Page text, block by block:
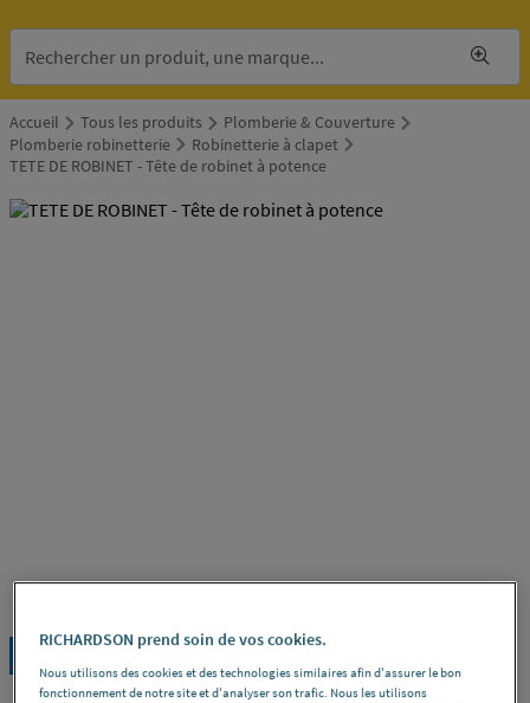
Accueil Tous les produits
Plomberie & Couverture
Plomberie robinetterie
Robinetterie à clapet
TETE DE ROBINET - Tête de robinet à potence
GRIPP
RICHARDSON prend soin de vos cookies.
Nous utilisons des cookies et des technologies similaires afin d'assurer le bon
fonctionnement de notre site et d'analyser son trafic. Nous les utilisons